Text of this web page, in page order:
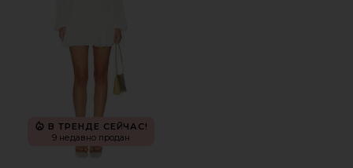
В ТРЕНДЕ СЕЙЧАС!
9 недавно продан